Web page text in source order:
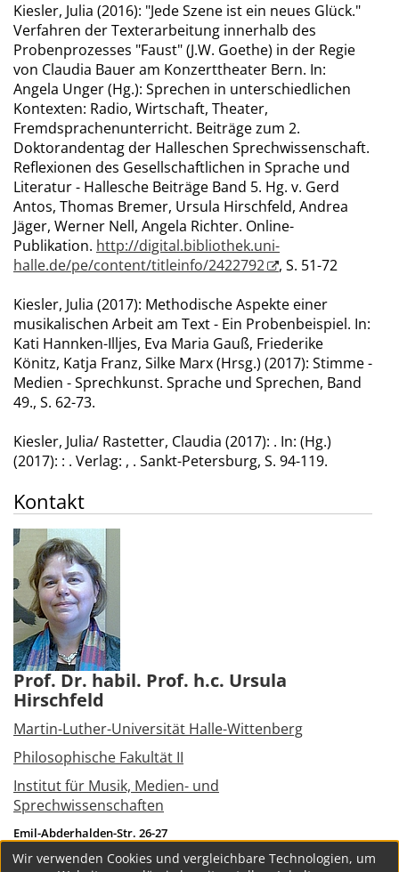
Kiesler, Julia (2016): "Jede Szene ist ein neues Glück."
Verfahren der Texterarbeitung innerhalb des
Probenprozesses "Faust" (J.W. Goethe) in der Regie
von Claudia Bauer am Konzerttheater Bern. In:
Angela Unger (Hg.): Sprechen in unterschiedlichen
Kontexten: Radio, Wirtschaft, Theater,
Fremdsprachenunterricht. Beiträge zum 2.
Doktorandentag der Halleschen Sprechwissenschaft.
Reflexionen des Gesellschaftlichen in Sprache und
Literatur - Hallesche Beiträge Band 5. Hg. v. Gerd
Antos, Thomas Bremer, Ursula Hirschfeld, Andrea
Jäger, Werner Nell, Angela Richter. Online-
Publikation. http://digital.bibliothek.uni-
halle.de/pe/content/titleinfo/2422792
, S. 51-72
Kiesler, Julia (2017): Methodische Aspekte einer
musikalischen Arbeit am Text - Ein Probenbeispiel. In:
Kati Hannken-Illjes, Eva Maria Gauß, Friederike
Könitz, Katja Franz, Silke Marx (Hrsg.) (2017): Stimme -
Medien - Sprechkunst. Sprache und Sprechen, Band
49., S. 62-73.
Kiesler, Julia/ Rastetter, Claudia (2017): . In: (Hg.)
(2017): : . Verlag: , . Sankt-Petersburg, S. 94-119.
Kontakt
Prof. Dr. habil. Prof. h.c. Ursula
Hirschfeld
Martin-Luther-Universität Halle-Wittenberg
Philosophische Fakultät II
Institut für Musik, Medien- und
Sprechwissenschaften
Emil-Abderhalden-Str. 26-27
06108
Halle (Saale)
Wir verwenden Cookies und vergleichbare Technologien, um